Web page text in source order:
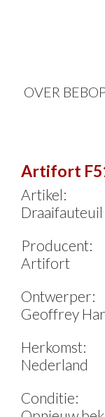
OVER
Artifort
Artikel:
Producent:
Artifort
Ontwerper:
Geoffrey
Herkomst:
Nederland
Conditie: